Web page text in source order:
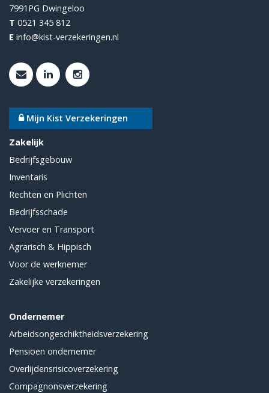
7991PG Dwingeloo
T 0521 345 812
E info@kist-verzekeringen.nl
Mijn Kist Verzekeringen
Zakelijk
Bedrijfsgebouw
Inventaris
Rechten en Plichten
Bedrijfsschade
Vervoer en Transport
Agrarisch & Hippisch
Voor de werknemer
Zakelijke verzekeringen
Ondernemer
Arbeidsongeschiktheidsverzekering
Pensioen ondernemer
Overlijdensrisicoverzekering
Compagnonsverzekering